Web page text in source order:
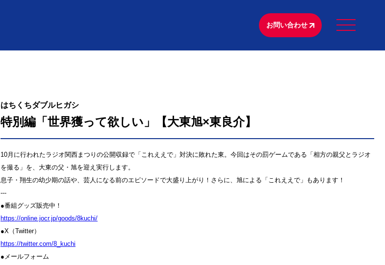
お問い合わせ
はちくちダブルヒガシ
特別編「世界獲って欲しい」【大東旭×東良介】
10月に行われたラジオ関西まつりの公開収録で「これええで」対決に敗れた東。今回はその罰ゲームである「相方の親父とラジオ
を撮る」を、大東の父・旭を迎え実行します。
息子・翔生の幼少期の話や、芸人になる前のエピソードで大盛り上がり！さらに、旭による「これええで」もあります！
---
●番組グッズ販売中！
⁠⁠⁠⁠⁠⁠⁠⁠⁠⁠⁠⁠⁠⁠⁠⁠⁠⁠⁠⁠⁠⁠⁠⁠⁠⁠⁠⁠⁠⁠⁠⁠https://online.jocr.jp/goods/8kuchi/⁠⁠⁠⁠⁠⁠⁠⁠⁠⁠⁠⁠⁠⁠⁠⁠⁠⁠⁠⁠⁠⁠⁠⁠⁠⁠⁠⁠⁠⁠⁠⁠
●X（Twitter）
⁠⁠⁠⁠⁠⁠⁠⁠⁠⁠⁠⁠⁠⁠⁠⁠⁠⁠⁠⁠⁠⁠⁠⁠⁠⁠⁠⁠⁠⁠⁠⁠https://twitter.com/8_kuchi⁠⁠⁠⁠⁠⁠⁠⁠⁠⁠⁠⁠⁠⁠⁠⁠⁠⁠⁠⁠⁠⁠⁠⁠⁠⁠⁠⁠⁠⁠⁠⁠
●メールフォーム